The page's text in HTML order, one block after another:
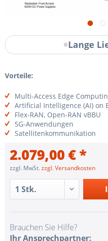
Lange
Vorteile:
Multi-Access Edge
Artificial Intelligence (AI) on
Flex-RAN, Open-RAN vBBU
5G-Anwendungen
Satellitenkommunikation
2.079,00 € *
zzgl. MwSt.zzgl. Versandkosten
Brauchen Sie Hilfe?
Ihr Ansprechpartner: